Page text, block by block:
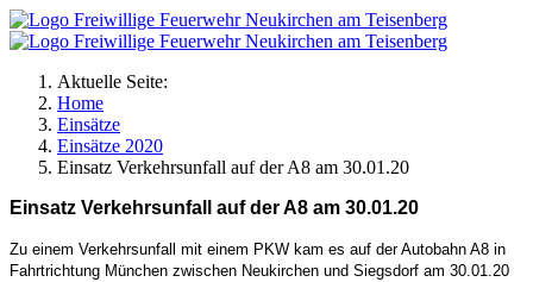
Aktuelle Seite:
Home
Einsätze
Einsätze 2020
Einsatz Verkehrsunfall auf der A8 am 30.01.20
Einsatz Verkehrsunfall auf der A8 am 30.01.20
Zu einem Verkehrsunfall mit einem PKW kam es auf der Autobahn A8 in
Fahrtrichtung München zwischen Neukirchen und Siegsdorf am 30.01.20